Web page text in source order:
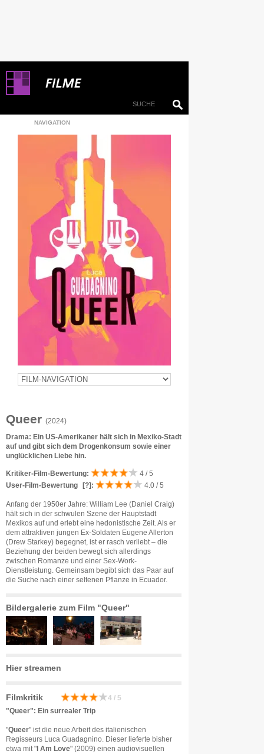
NAVIGATION
Queer (2024)
Drama: Ein US-Amerikaner hält sich in Mexiko-Stadt
auf und gibt sich dem Drogenkonsum sowie einer
unglücklichen Liebe hin.
Kritiker-Film-Bewertung:
4 / 5
User-Film-Bewertung
[?] : 4.0 / 5
Anfang der 1950er Jahre: William Lee (Daniel Craig)
hält sich in der schwulen Szene der Hauptstadt
Mexikos auf und erlebt eine hedonistische Zeit. Als er
dem attraktiven jungen Ex-Soldaten Eugene Allerton
(Drew Starkey) begegnet, ist er rasch verliebt – die
Beziehung der beiden bewegt sich allerdings
zwischen Romanze und einer Sex-Work-
Dienstleistung. Gemeinsam begibt sich das Paar auf
die Suche nach einer seltenen Pflanze in Ecuador.
Bildergalerie zum Film "Queer"
Hier streamen
Filmkritik 4 / 5
"Queer": Ein surrealer Trip
"Queer" ist die neue Arbeit des italienischen
Regisseurs Luca Guadagnino. Dieser lieferte bisher
etwa mit " I Am Love" (2009) einen audiovisuellen